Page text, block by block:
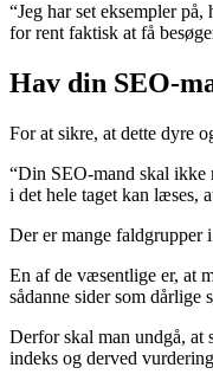
“Jeg har set eksempler
for rent faktisk at få
Hav din SEO-
For at sikre, at dette dyre
“Din SEO-mand skal ikke
i det hele taget kan læses,
Der er mange faldgrupper
En af de væsentlige er, at
sådanne sider som dårlige
Derfor skal man undgå, at
indeks og derved